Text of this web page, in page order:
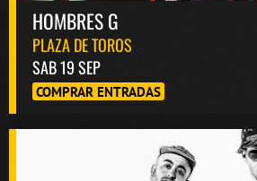
HOMBRES G
PLAZA DE TOROS
SAB 19 SEP
COMPRAR ENTRADAS